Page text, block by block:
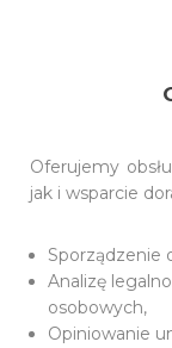
Oferujemy
jak i wsparcie
Sporządzenie
Analizę
osobowych,
Opiniowanie